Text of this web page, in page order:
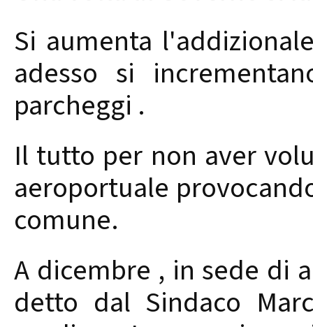
Si aumenta
adesso si
parcheggi .
Il tutto per non aver
aeroportuale
comune.
A dicembre , in sede di
detto dal Sindaco